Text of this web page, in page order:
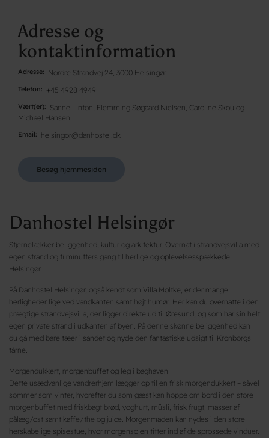
Adresse og
kontaktinformation
Adresse Nordre Strandvej 24, 3000 Helsingør
Telefon +45 4928 4949
Vært(er)
Sanne Linton, Flemming Søgaard Nielsen, Caroline Skou og
Michael Hansen
Email helsingor@danhostel.dk
Besøg hjemmesiden
Danhostel Helsingør
Stjernelækker beliggenhed, kultur og arkitektur. Overnat i strandvejsvilla med
egen strand og ti minutters gang til herlige og oplevelsesspækkede
Helsingør.
På Danhostel Helsingør, også kendt som Villa Moltke, er der mange
herligheder lige ved vandkanten samt højt humør. Her kan du overnatte i den
prægtige strandvejsvilla, der ligger direkte ud til Øresund, og som har sin helt
egen private strand i udkanten af byen. På denne skønne beliggenhed kan
du gå med bare tæer i sandet og nyde den fantastiske udsigt til Kronborgs
tårne.
Morgendukkert, morgenbuffet og leg i baghaven
Dette usædvanlige vandrerhjem lægger op til en frisk morgendukkert – såvel
sommer som vinter, hvorefter du som gæst kan hoppe om bord i den store
morgenbuffet med friskbagt brød, yoghurt, müsli, frisk frugt, masser af
pålæg/ost samt kaffe/the og juice. Morgenmaden kan nydes i den store
herskabelige spisestue, hvor morgensolen titter ind af de sprossede vinduer.